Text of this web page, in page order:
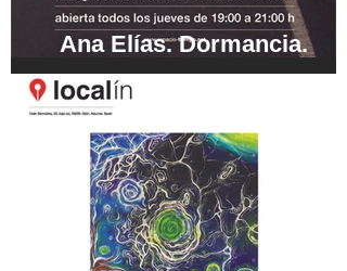
Ana Elías. Dormancia.
10/04/26 - 30/04/26